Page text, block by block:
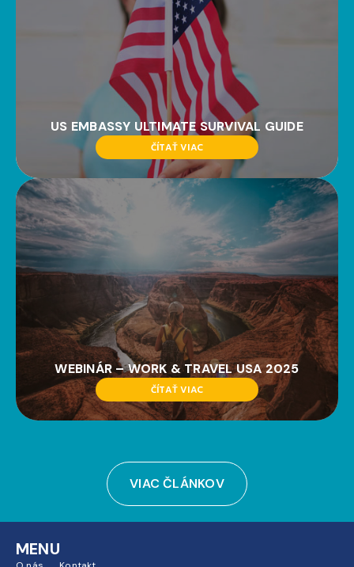
US EMBASSY ULTIMATE SURVIVAL GUIDE
ČÍTAŤ VIAC
WEBINÁR – WORK & TRAVEL USA 2025
ČÍTAŤ VIAC
VIAC ČLÁNKOV
MENU